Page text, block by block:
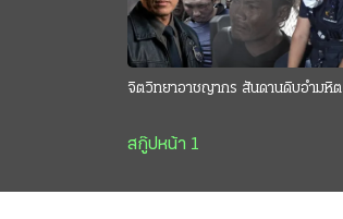
จิตวิทยาอาชญากร สันดานดิบอำมหิต
สกู๊ปหน้า 1